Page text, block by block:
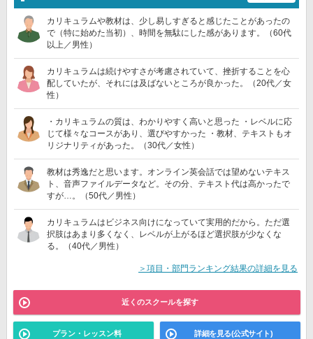
カリキュラムや教材は、少し易しすぎると感じたことがあったの
で（特に始めた当初）、時間を無駄にした感があります。（60代
以上／男性）
カリキュラムは続けやすさが考慮されていて、挫折することを心
配していたが、それには及ばないところが良かった。（20代／女
性）
・カリキュラムの質は、わかりやすく高いと思った ・レベルに応
じて様々なコースがあり、選びやすかった ・教材、テキストもオ
リジナリティがあった。（30代／女性）
教材は秀逸だと思います。オンライン英会話では望めないテキス
ト、音声ファイルデータなど。その分、テキスト代は高かったで
すが…。（50代／男性）
カリキュラムはビジネス向けになっていて実用的だから。ただ選
択肢はあまり多くなく、レベルが上がるほど選択肢が少なくな
る。（40代／男性）
＞項目・部門ランキング結果の詳細を見る
近くのスクールを探す
プラン・レッスン料 詳細を見る(公式サイト)